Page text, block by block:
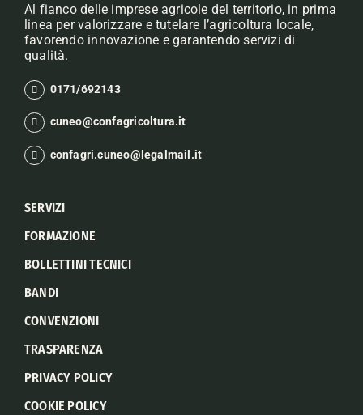
Al fianco delle imprese agricole del territorio, in prima
linea per valorizzare e tutelare l’agricoltura locale,
favorendo innovazione e garantendo servizi di
qualità.
0171/692143
cuneo@confagricoltura.it
confagri.cuneo@legalmail.it
SERVIZI
FORMAZIONE
BOLLETTINI TECNICI
BANDI
CONVENZIONI
TRASPARENZA
PRIVACY POLICY
COOKIE POLICY